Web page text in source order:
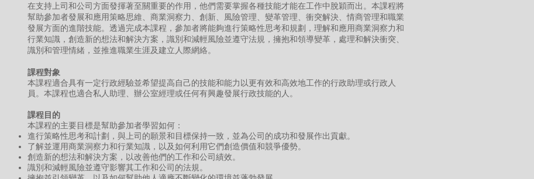
在支持上司和公司方面發揮著至關重要的作用，他們需要掌握各種技能才能在工作中脫穎而出。本課程將
幫助參加者發展和應用策略思維、商業洞察力、創新、風險管理、變革管理、衝突解決、情商管理和職業
發展方面的進階技能。透過完成本課程，參加者將能夠進行策略性思考和規劃，理解和應用商業洞察力和
行業知識，創造新的想法和解決方案，識別和減輕風險並遵守法規，擁抱和領導變革，處理和解決衝突、
識別和管理情緒，並推進職業生涯及建立人際網絡。
課程對象
本課程適合具有一定行政經驗並希望提高自己的技能和能力以更有效和高效地工作的行政助理或行政人
員。本課程也適合私人助理、辦公室經理或任何有興趣發展行政技能的人。
課程目的
本課程的主要目標是幫助參加者學習如何：
進行策略性思考和計劃，與上司的願景和目標保持一致，並為公司的成功和發展作出貢獻。
了解並運用商業洞察力和行業知識，以及如何利用它們創造價值和競爭優勢。
創造新的想法和解決方案，以改善他們的工作和公司績效。
識別和減輕風險並遵守影響其工作和公司的法規。